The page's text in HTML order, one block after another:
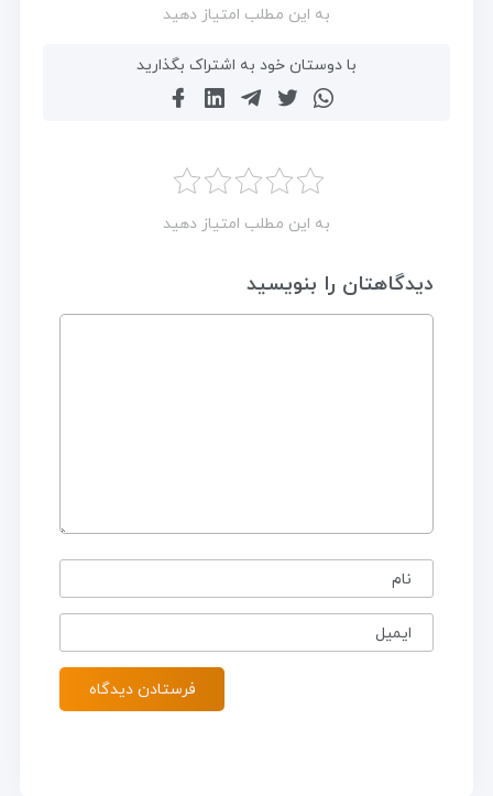
به این مطلب امتیاز دهید
با دوستان خود به اشتراک بگذارید
به این مطلب امتیاز دهید
دیدگاهتان را بنویسید
نام
ایمیل